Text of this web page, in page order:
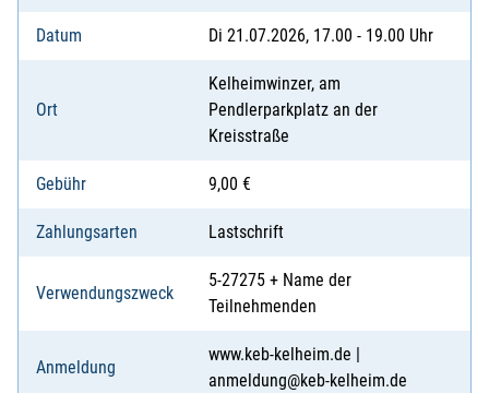
Datum Di 21.07.2026, 17.00 - 19.00 Uhr
Ort
Kelheimwinzer, am
Pendlerparkplatz an der
Kreisstraße
Gebühr 9,00 €
Zahlungsarten Lastschrift
Verwendungszweck
5-27275 + Name der
Teilnehmenden
Anmeldung
www.keb-kelheim.de |
anmeldung@keb-kelheim.de